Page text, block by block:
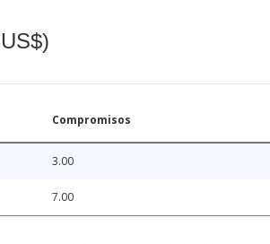
Compromisos
3.00
7.00